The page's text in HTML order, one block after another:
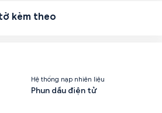
kèm theo
Hệ thống nạp nhiên liệu
Phun dầu điện tử